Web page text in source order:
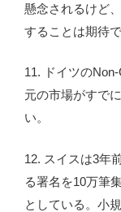
懸念されるけど
することは期待
11. ドイツの
元の市場がすで
い。
12. スイスは3年
る署名を10万筆
としている。小